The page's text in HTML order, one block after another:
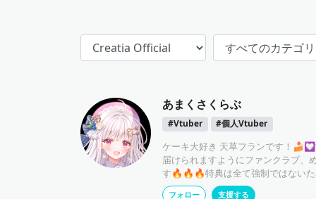
あまくさくらぶ
#Vtuber #個人Vtuber
ケーキ大好き 天草フランです！
届けられますようにファンクラブ、
す🔥🔥🔥特典は全て強制ではない
迎です。ありがとう😭✨️詳しくは
フォロー 支援する